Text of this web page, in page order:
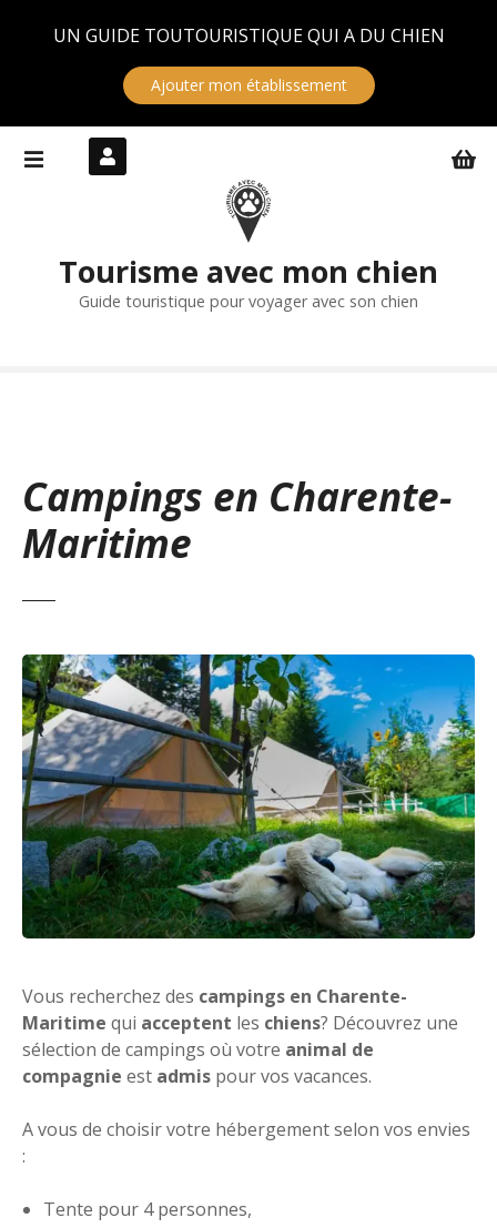
UN GUIDE TOUTOURISTIQUE QUI A DU CHIEN
Ajouter mon établissement
Tourisme avec mon chien
Guide touristique pour voyager avec son chien
Campings en Charente-
Maritime
Vous recherchez des campings en Charente-
Maritime qui acceptent les chiens? Découvrez une
sélection de campings où votre animal de
compagnie est admis pour vos vacances.
A vous de choisir votre hébergement selon vos envies
:
Tente pour 4 personnes,